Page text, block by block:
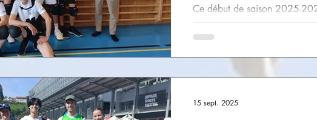
Ce début de saison 2025-
restructuration du
la création de la ligue C.
15 sept. 2025